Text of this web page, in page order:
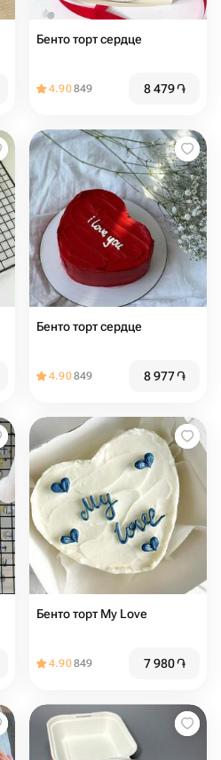
Бенто торт сердце
4.90849 8 479֏
Бенто торт сердце
4.90849 8 977֏
Бенто торт My Love
4.90849 7 980֏